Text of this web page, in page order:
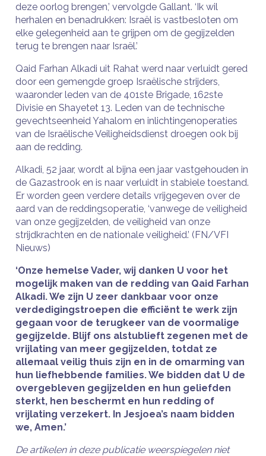
deze oorlog brengen,’ vervolgde Gallant. ‘Ik wil
herhalen en benadrukken: Israël is vastbesloten om
elke gelegenheid aan te grijpen om de gegijzelden
terug te brengen naar Israël.’
Qaid Farhan Alkadi uit Rahat werd naar verluidt gered
door een gemengde groep Israëlische strijders,
waaronder leden van de 401ste Brigade, 162ste
Divisie en Shayetet 13. Leden van de technische
gevechtseenheid Yahalom en inlichtingenoperaties
van de Israëlische Veiligheidsdienst droegen ook bij
aan de redding.
Alkadi, 52 jaar, wordt al bijna een jaar vastgehouden in
de Gazastrook en is naar verluidt in stabiele toestand.
Er worden geen verdere details vrijgegeven over de
aard van de reddingsoperatie, ‘vanwege de veiligheid
van onze gegijzelden, de veiligheid van onze
strijdkrachten en de nationale veiligheid.’ (FN/VFI
Nieuws)
‘Onze hemelse Vader, wij danken U voor het
mogelijk maken van de redding van Qaid Farhan
Alkadi. We zijn U zeer dankbaar voor onze
verdedigingstroepen die efficiënt te werk zijn
gegaan voor de terugkeer van de voormalige
gegijzelde. Blijf ons alstublieft zegenen met de
vrijlating van meer gegijzelden, totdat ze
allemaal veilig thuis zijn en in de omarming van
hun liefhebbende families. We bidden dat U de
overgebleven gegijzelden en hun geliefden
sterkt, hen beschermt en hun redding of
vrijlating verzekert. In Jesjoea’s naam bidden
we, Amen.’
De artikelen in deze publicatie weerspiegelen niet